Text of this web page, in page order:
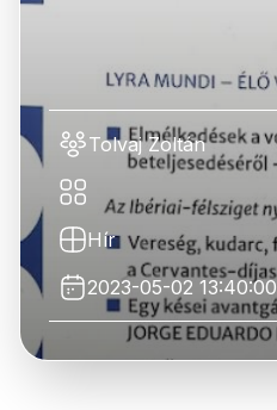
Tolvaj Zoltán
Hír
2023-05-02 13:40:00